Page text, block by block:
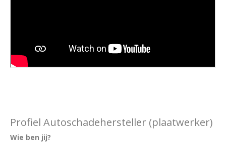
Profiel Autoschadehersteller (plaatwerker)
Wie ben jij?